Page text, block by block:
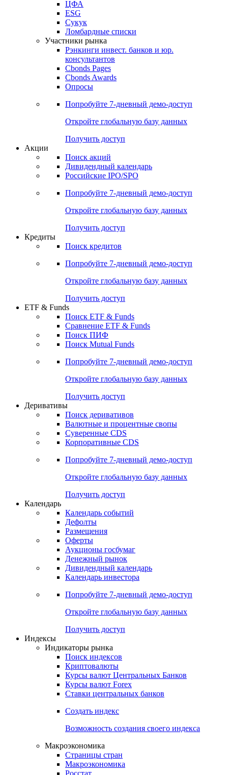
ЦФА
ESG
Сукук
Ломбардные списки
Участники рынка
Рэнкинги инвест. банков и юр.
консультантов
Cbonds Pages
Cbonds Awards
Опросы
Попробуйте 7-дневный демо-доступ
Откройте глобальную базу данных
Получить доступ
Акции
Поиск акций
Дивидендный календарь
Российские IPO/SPO
Попробуйте 7-дневный демо-доступ
Откройте глобальную базу данных
Получить доступ
Кредиты
Поиск кредитов
Попробуйте 7-дневный демо-доступ
Откройте глобальную базу данных
Получить доступ
ETF & Funds
Поиск ETF & Funds
Сравнение ETF & Funds
Поиск ПИФ
Поиск Mutual Funds
Попробуйте 7-дневный демо-доступ
Откройте глобальную базу данных
Получить доступ
Деривативы
Поиск деривативов
Валютные и процентные свопы
Суверенные CDS
Корпоративные CDS
Попробуйте 7-дневный демо-доступ
Откройте глобальную базу данных
Получить доступ
Календарь
Календарь событий
Дефолты
Размещения
Оферты
Аукционы госбумаг
Денежный рынок
Дивидендный календарь
Календарь инвестора
Попробуйте 7-дневный демо-доступ
Откройте глобальную базу данных
Получить доступ
Индексы
Индикаторы рынка
Поиск индексов
Криптовалюты
Курсы валют Центральных Банков
Курсы валют Forex
Ставки центральных банков
Создать индекс
Возможность создания своего индекса
Макроэкономика
Страницы стран
Макроэкономика
Росстат